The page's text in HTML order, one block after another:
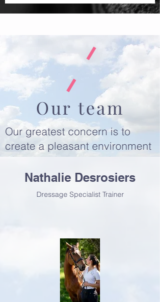
Our team
Our greatest concern is to
create a pleasant environment
where the horses are happy
and their riders too, an
atmosphere where you feel
Nathalie Desrosiers
Dressage Specialist Trainer